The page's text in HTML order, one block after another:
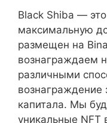
Black Shiba —
максимальную
размещен на
вознаграждаем
различными
вознаграждение
капитала. Мы
уникальные NFT